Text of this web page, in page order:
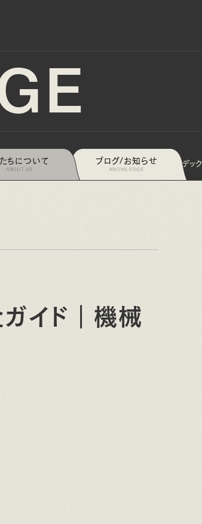
ちについて
ABOUT US
ブログ/お知らせ
KNOWLEDGE
としがちなテクニカルSEOのポイント【第3弾-インデックス】
イド｜機械